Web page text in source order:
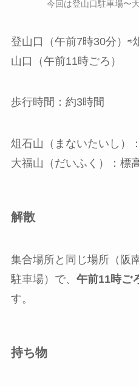
今回は登山口駐車場〜
登山口（午前7時30分）⇨
山口（午前11時ごろ）
歩行時間：約3時間
俎石山（まないたいし）
大福山（だいふく）：標
解散
集合場所と同じ場所（阪
駐車場）で、 午前11時ご
す。
持ち物